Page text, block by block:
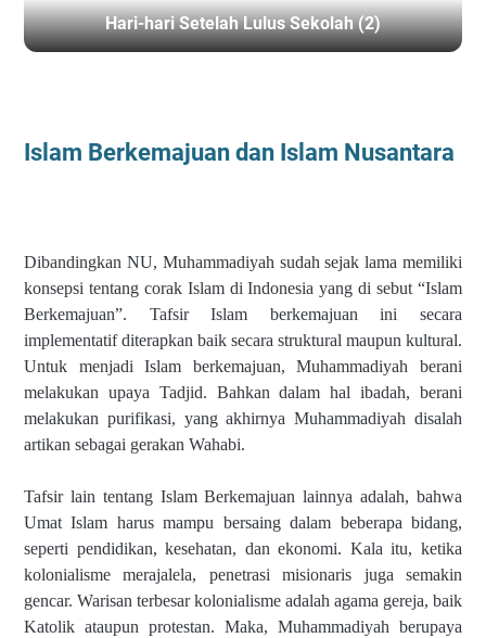
Hari-hari Setelah Lulus Sekolah (2)
Islam Berkemajuan dan Islam Nusantara
Dibandingkan NU, Muhammadiyah sudah sejak lama memiliki
konsepsi tentang corak Islam di Indonesia yang di sebut “Islam
Berkemajuan”. Tafsir Islam berkemajuan ini secara
implementatif diterapkan baik secara struktural maupun kultural.
Untuk menjadi Islam berkemajuan, Muhammadiyah berani
melakukan upaya Tadjid. Bahkan dalam hal ibadah, berani
melakukan purifikasi, yang akhirnya Muhammadiyah disalah
artikan sebagai gerakan Wahabi.
Tafsir lain tentang Islam Berkemajuan lainnya adalah, bahwa
Umat Islam harus mampu bersaing dalam beberapa bidang,
seperti pendidikan, kesehatan, dan ekonomi. Kala itu, ketika
kolonialisme merajalela, penetrasi misionaris juga semakin
gencar. Warisan terbesar kolonialisme adalah agama gereja, baik
Katolik ataupun protestan. Maka, Muhammadiyah berupaya